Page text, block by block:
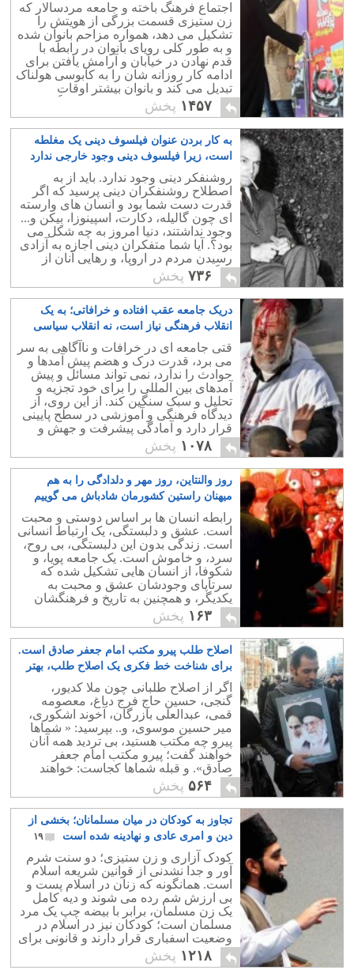
اجتماع فرهنگ باخته و جامعه مردسالار که
زن ستیزی قسمت بزرگی از هویتش را
تشکیل می دهد، همواره مزاحم بانوان شده
و به طور کلی رویای بانوان در رابطه با
قدم نهادن در خیابان و آرامش یافتن برای
ادامه کار روزانه شان را به کابوسی هولناک
تبدیل می کند و بانوان بیشتر اوقات
پشیمان و افسرده به خانه باز می گردند.
۱۴۵۷ پخش
به کار بردن عنوان فیلسوف دینی یک مغلطه
است، زیرا فیلسوف دینی وجود خارجی ندارد
۱۱
روشنفکر دینی وجود ندارد. باید از به
اصطلاح روشنفکران دینی پرسید که اگر
قدرت دست شما بود و انسان های وارسته
ای چون گالیله، دکارت، اسپینوزا، بِیکن و...
وجود نداشتند، دنیا امروز به چه شکل می
بود؟. آیا شما متفکران دینی اجازه به آزادی
رسیدن مردم در اروپا، و رهایی آنان از
چنگال استبداد دینی را می دادید؟.
۷۳۶ پخش
دریک جامعه عقب افتاده و خرافاتی؛ به یک
انقلاب فرهنگی نیاز است، نه انقلاب سیاسی
قتی جامعه ای در خرافات و ناآگاهی به سر
می برد، قدرت درک و هضم پیش آمدها و
حوادث را ندارد، نمی تواند مسائل و پیش
آمدهای بین المللی را برای خود تجزیه و
تحلیل و سبک سنگین کند. از این روی، از
دیدگاه فرهنگی و آموزشی در سطح پایینی
قرار دارد و آمادگی پیشرفت و جهش و
رسیدن به سطح بالاتر را نخواهد داشت.
۱۰۷۸ پخش
روز والنتاین، روز مهر و دلدادگی را به هم
میهنان راستین کشورمان شادباش می گوییم
۷
رابطه انسان ها بر اساس دوستی و محبت
است. عشق و دلبستگی، یک ارتباط انسانی
است. زندگی بدون این دلبستگی، بی روح،
سرد، و خاموش است. یک جامعه پویا، و
شکوفا، از انسان هایی تشکیل شده که
سرتاپای وجودشان عشق و محبت به
یکدیگر، و همچنین به تاریخ و فرهنگشان
است.۱۶۳ پخش
اصلاح طلب پیرو مکتب امام جعفر صادق است.
برای شناخت خط فکری یک اصلاح طلب، بهتر
است با این ملا بیشتر آشنا شوید
اگر از اصلاح طلبانی چون ملا کدیور،
گنجی، حسین حاج فرج دباغ، معصومه
قمی، عبدالعلی بازرگان، آخوند اشکوری،
میر حسین موسوی، و.. بپرسید: « شماها
پیرو چه مکتب هستید، بی تردید همه آنان
خواهند گفت؛ پیرو مکتب امام جعفر
صادق». و قبله شماها کجاست: خواهند
گفت؛« فلسطین و لبنان ».
۵۶۴ پخش
تجاوز به کودکان در میان مسلمانان؛ بخشی از
دین و امری عادی و نهادینه شده است
۱۹
کودک آزاری و زن ستیزی؛ دو سنت شرم
آور و جدا نشدنی از قوانین شریعه اسلام
است. همانگونه که زنان در اسلام پست و
بی ارزش شم رده می شوند و دیه کامل
یک زن مسلمان، برابر با بیضه چپ یک مرد
مسلمان است؛ کودکان نیز در اسلام در
وضعیت اسفباری قرار دارند و قانونی برای
دفاع از حقوق انسانی آنان وجود ندارد.
۱۲۱۸ پخش